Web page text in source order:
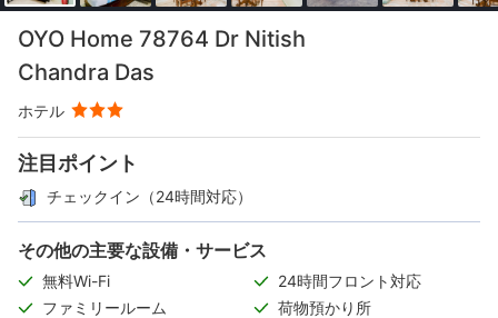
OYO Home 78764 Dr Nitish
Chandra Das
ホテル
注目ポイント
チェックイン（24時間対応）
その他の主要な設備・サービス
無料Wi-Fi
24時間フロント対応
ファミリールーム
荷物預かり所